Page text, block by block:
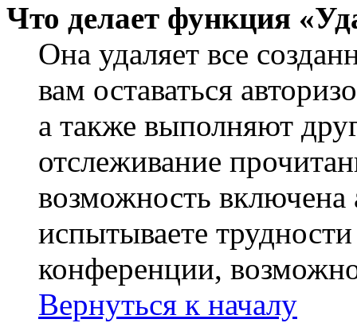
Что делает функция
Она удаляет все
вам оставаться
а также выполняют
отслеживание
возможность
испытываете
конференции,
Вернуться к началу